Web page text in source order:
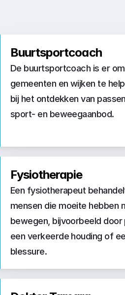
Buurtsportcoach
De buurtsportcoach is er
gemeenten en wijken te
bij het ontdekken van
sport- en beweegaanbod.
Fysiotherapie
Een fysiotherapeut
mensen die moeite hebben
bewegen, bijvoorbeeld door
een verkeerde houding of
blessure.